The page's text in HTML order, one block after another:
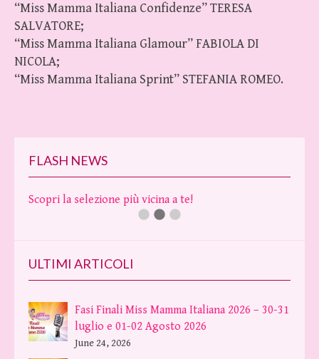
“Miss Mamma Italiana Confidenze” TERESA
SALVATORE;
“Miss Mamma Italiana Glamour” FABIOLA DI
NICOLA;
“Miss Mamma Italiana Sprint” STEFANIA ROMEO.
FLASH NEWS
Scopri la selezione più vicina a te!
ULTIMI ARTICOLI
Fasi Finali Miss Mamma Italiana 2026 – 30-31
luglio e 01-02 Agosto 2026
June 24, 2026